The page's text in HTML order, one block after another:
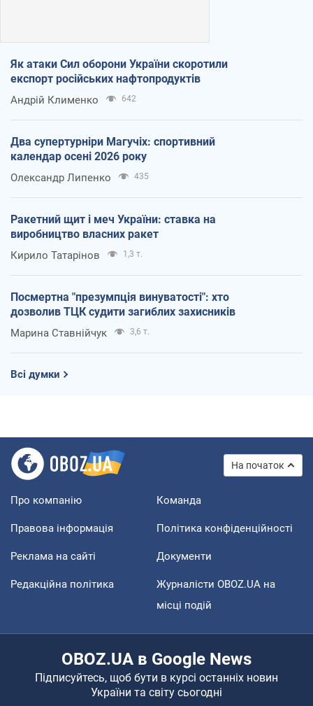
Як атаки Сил оборони України скоротили
експорт російських нафтопродуктів
Андрій Клименко 642
Два супертурніри Магучіх: спортивний
календар осені 2026 року
Олександр Липенко 435
Ракетний щит і меч України: ставка на
виробництво власних ракет
Кирило Татарінов 1,3 т.
Посмертна "презумпція винуватості": хто
дозволив ТЦК судити загиблих захисників
Марина Ставнійчук 3,6 т.
Всі думки
На початок
Про компанію Команда
Правова інформація Політика конфіденційності
Реклама на сайті Документи
Редакційна політика
Журналісти OBOZ.UA на
місці подій
OBOZ.UA в Google News
Підписуйтесь, щоб бути в курсі останніх новин
України та світу сьогодні